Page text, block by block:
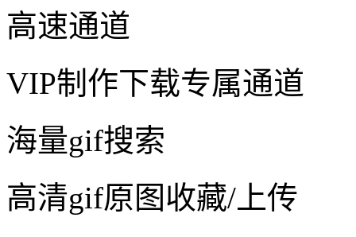
高速通道
VIP制作下载专属通道
海量gif搜索
高清gif原图收藏/上传